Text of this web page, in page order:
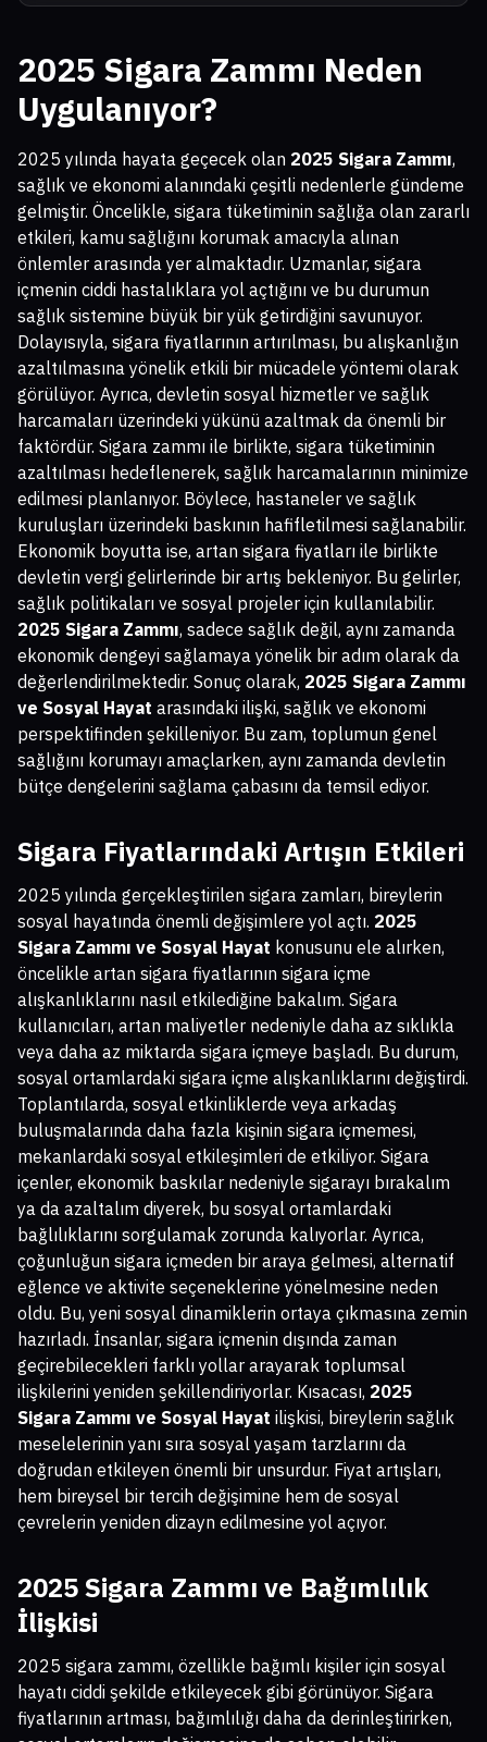
2025 Sigara Zammı Neden
Uygulanıyor?
2025 yılında hayata geçecek olan 2025 Sigara Zammı,
sağlık ve ekonomi alanındaki çeşitli nedenlerle gündeme
gelmiştir. Öncelikle, sigara tüketiminin sağlığa olan zararlı
etkileri, kamu sağlığını korumak amacıyla alınan
önlemler arasında yer almaktadır. Uzmanlar, sigara
içmenin ciddi hastalıklara yol açtığını ve bu durumun
sağlık sistemine büyük bir yük getirdiğini savunuyor.
Dolayısıyla, sigara fiyatlarının artırılması, bu alışkanlığın
azaltılmasına yönelik etkili bir mücadele yöntemi olarak
görülüyor. Ayrıca, devletin sosyal hizmetler ve sağlık
harcamaları üzerindeki yükünü azaltmak da önemli bir
faktördür. Sigara zammı ile birlikte, sigara tüketiminin
azaltılması hedeflenerek, sağlık harcamalarının minimize
edilmesi planlanıyor. Böylece, hastaneler ve sağlık
kuruluşları üzerindeki baskının hafifletilmesi sağlanabilir.
Ekonomik boyutta ise, artan sigara fiyatları ile birlikte
devletin vergi gelirlerinde bir artış bekleniyor. Bu gelirler,
sağlık politikaları ve sosyal projeler için kullanılabilir.
2025 Sigara Zammı, sadece sağlık değil, aynı zamanda
ekonomik dengeyi sağlamaya yönelik bir adım olarak da
değerlendirilmektedir. Sonuç olarak, 2025 Sigara Zammı
ve Sosyal Hayat arasındaki ilişki, sağlık ve ekonomi
perspektifinden şekilleniyor. Bu zam, toplumun genel
sağlığını korumayı amaçlarken, aynı zamanda devletin
bütçe dengelerini sağlama çabasını da temsil ediyor.
Sigara Fiyatlarındaki Artışın Etkileri
2025 yılında gerçekleştirilen sigara zamları, bireylerin
sosyal hayatında önemli değişimlere yol açtı. 2025
Sigara Zammı ve Sosyal Hayat konusunu ele alırken,
öncelikle artan sigara fiyatlarının sigara içme
alışkanlıklarını nasıl etkilediğine bakalım. Sigara
kullanıcıları, artan maliyetler nedeniyle daha az sıklıkla
veya daha az miktarda sigara içmeye başladı. Bu durum,
sosyal ortamlardaki sigara içme alışkanlıklarını değiştirdi.
Toplantılarda, sosyal etkinliklerde veya arkadaş
buluşmalarında daha fazla kişinin sigara içmemesi,
mekanlardaki sosyal etkileşimleri de etkiliyor. Sigara
içenler, ekonomik baskılar nedeniyle sigarayı bırakalım
ya da azaltalım diyerek, bu sosyal ortamlardaki
bağlılıklarını sorgulamak zorunda kalıyorlar. Ayrıca,
çoğunluğun sigara içmeden bir araya gelmesi, alternatif
eğlence ve aktivite seçeneklerine yönelmesine neden
oldu. Bu, yeni sosyal dinamiklerin ortaya çıkmasına zemin
hazırladı. İnsanlar, sigara içmenin dışında zaman
geçirebilecekleri farklı yollar arayarak toplumsal
ilişkilerini yeniden şekillendiriyorlar. Kısacası, 2025
Sigara Zammı ve Sosyal Hayat ilişkisi, bireylerin sağlık
meselelerinin yanı sıra sosyal yaşam tarzlarını da
doğrudan etkileyen önemli bir unsurdur. Fiyat artışları,
hem bireysel bir tercih değişimine hem de sosyal
çevrelerin yeniden dizayn edilmesine yol açıyor.
2025 Sigara Zammı ve Bağımlılık
İlişkisi
2025 sigara zammı, özellikle bağımlı kişiler için sosyal
hayatı ciddi şekilde etkileyecek gibi görünüyor. Sigara
fiyatlarının artması, bağımlılığı daha da derinleştirirken,